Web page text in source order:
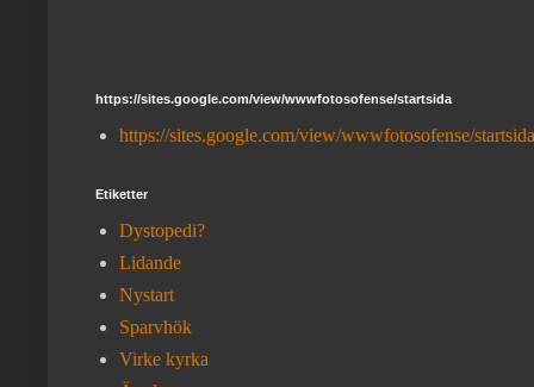
https://sites.google.com/view/wwwfotosofense/startsida
https://sites.google.com/view/wwwfotosofense/startsida
Etiketter
Dystopedi?
Lidande
Nystart
Sparvhök
Virke kyrka